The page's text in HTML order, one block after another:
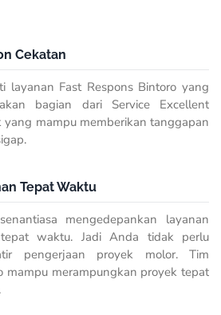
Cekatan
layanan Fast Respons Bintoro yang
bagian dari Service Excellent
yang mampu memberikan tanggapan
Tepat Waktu
mengedepankan layanan
waktu. Jadi Anda tidak perlu
pengerjaan proyek molor. Tim
mampu merampungkan proyek tepat